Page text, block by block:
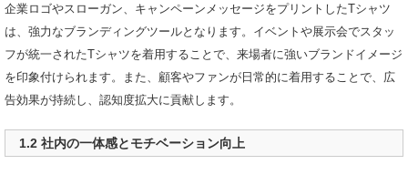
企業ロゴやスローガン、キャンペーンメッセージをプリントしたTシャツ
は、強力なブランディングツールとなります。イベントや展示会でスタッ
フが統一されたTシャツを着用することで、来場者に強いブランドイメージ
を印象付けられます。また、顧客やファンが日常的に着用することで、広
告効果が持続し、認知度拡大に貢献します。
1.2 社内の一体感とモチベーション向上